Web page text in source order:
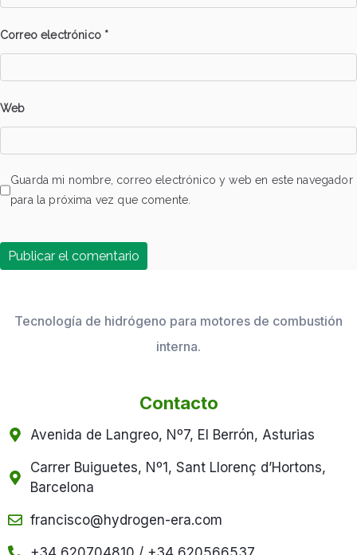
Correo electrónico *
Web
Guarda mi nombre, correo electrónico y web en este navegador
para la próxima vez que comente.
Tecnología de hidrógeno para motores de combustión
interna.
Contacto
Avenida de Langreo, Nº7, El Berrón, Asturias
Carrer Buiguetes, Nº1, Sant Llorenç d’Hortons,
Barcelona
francisco@hydrogen-era.com